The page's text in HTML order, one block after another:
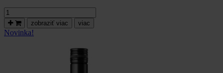
množstvo
Frizzante
Liora
ružové
zobraziť viac viac
Novinka!